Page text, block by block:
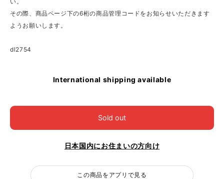
その際、商品ページ下の6桁の商品管理コードをお知らせいただきます
ようお願いします。
dl2754
International shipping available
Sold out
日本国内にお住まいの方向け
この商品をアプリで見る